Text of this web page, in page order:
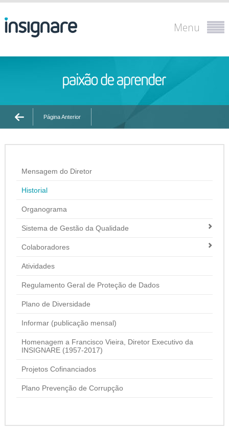
Menu
Página Anterior
Mensagem do Diretor
Historial
Organograma
Sistema de Gestão da Qualidade
Colaboradores
Atividades
Regulamento Geral de Proteção de Dados
Plano de Diversidade
Informar (publicação mensal)
Homenagem a Francisco Vieira, Diretor Executivo da
INSIGNARE (1957-2017)
Projetos Cofinanciados
Plano Prevenção de Corrupção